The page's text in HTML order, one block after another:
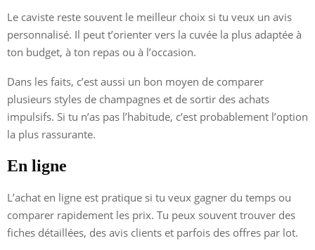
Le caviste reste souvent le meilleur choix si tu veux un avis
personnalisé. Il peut t’orienter vers la cuvée la plus adaptée à
ton budget, à ton repas ou à l’occasion.
Dans les faits, c’est aussi un bon moyen de comparer
plusieurs styles de champagnes et de sortir des achats
impulsifs. Si tu n’as pas l’habitude, c’est probablement l’option
la plus rassurante.
En ligne
L’achat en ligne est pratique si tu veux gagner du temps ou
comparer rapidement les prix. Tu peux souvent trouver des
fiches détaillées, des avis clients et parfois des offres par lot.